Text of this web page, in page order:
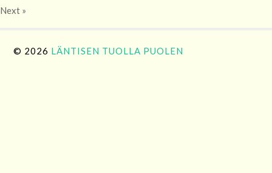
Next »
© 2026 LÄNTISEN TUOLLA PUOLEN